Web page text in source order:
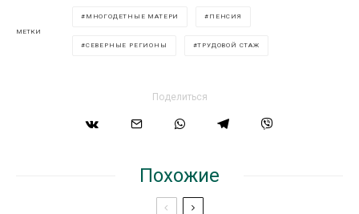
МЕТКИ
МНОГОДЕТНЫЕ МАТЕРИ ПЕНСИЯ
СЕВЕРНЫЕ РЕГИОНЫ ТРУДОВОЙ СТАЖ
Поделиться
Похожие